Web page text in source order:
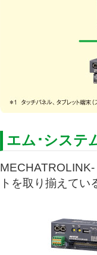
エム･システ
トを取り揃えて